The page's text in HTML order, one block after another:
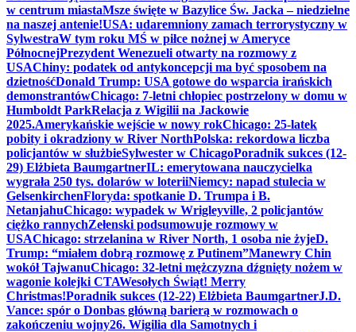
w centrum miastaMsze święte w Bazylice Św. Jacka – niedzielne
na naszej antenie!USA: udaremniony zamach terrorystyczny w
SylwestraW tym roku MŚ w piłce nożnej w Ameryce
PółnocnejPrezydent Wenezueli otwarty na rozmowy z
USAChiny: podatek od antykoncepcji ma być sposobem na
dzietnośćDonald Trump: USA gotowe do wsparcia irańskich
demonstrantówChicago: 7-letni chłopiec postrzelony w domu w
Humboldt ParkRelacja z Wigilii na Jackowie
2025.Amerykańskie wejście w nowy rokChicago: 25-latek
pobity i okradziony w River NorthPolska: rekordowa liczba
policjantów w służbieSylwester w ChicagoPoradnik sukces (12-
29) Elżbieta BaumgartnerIL: emerytowana nauczycielka
wygrała 250 tys. dolarów w loteriiNiemcy: napad stulecia w
GelsenkirchenFloryda: spotkanie D. Trumpa i B.
NetanjahuChicago: wypadek w Wrigleyville, 2 policjantów
ciężko rannychZełenski podsumowuje rozmowy w
USAChicago: strzelanina w River North, 1 osoba nie żyjeD.
Trump: “miałem dobrą rozmowę z Putinem”Manewry Chin
wokół TajwanuChicago: 32-letni mężczyzna dźgnięty nożem w
wagonie kolejki CTAWesołych Świąt! Merry
Christmas!Poradnik sukces (12-22) Elżbieta BaumgartnerJ.D.
Vance: spór o Donbas główną barierą w rozmowach o
zakończeniu wojny26. Wigilia dla Samotnych i